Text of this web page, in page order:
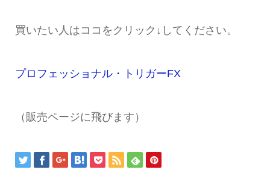
買いたい人はココをクリック↓してください。
プロフェッショナル・トリガーFX
（販売ページに飛びます）